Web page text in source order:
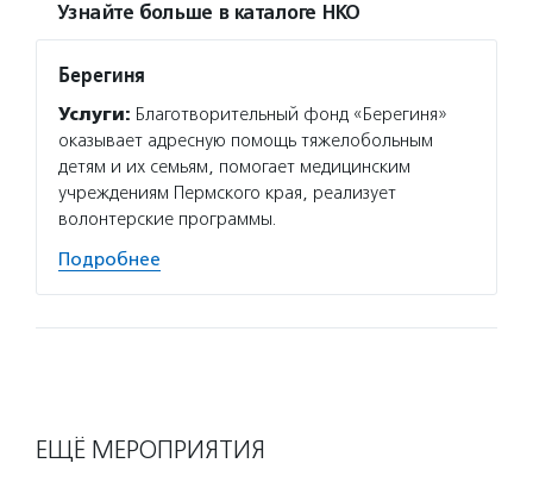
Узнайте больше в каталоге НКО
Берегиня
Услуги: Благотворительный фонд «Берегиня»
оказывает адресную помощь тяжелобольным
детям и их семьям, помогает медицинским
учреждениям Пермского края, реализует
волонтерские программы.
Подробнее
ЕЩЁ МЕРОПРИЯТИЯ